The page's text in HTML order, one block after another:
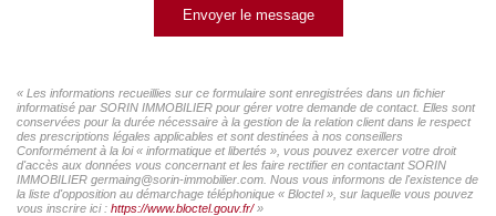
Envoyer le message
« Les informations recueillies sur ce formulaire sont enregistrées dans un fichier
informatisé par SORIN IMMOBILIER pour gérer votre demande de contact. Elles sont
conservées pour la durée nécessaire à la gestion de la relation client dans le respect
des prescriptions légales applicables et sont destinées à nos conseillers
Conformément à la loi « informatique et libertés », vous pouvez exercer votre droit
d'accès aux données vous concernant et les faire rectifier en contactant SORIN
IMMOBILIER germaing@sorin-immobilier.com. Nous vous informons de l'existence de
la liste d'opposition au démarchage téléphonique « Bloctel », sur laquelle vous pouvez
vous inscrire ici : https://www.bloctel.gouv.fr/»